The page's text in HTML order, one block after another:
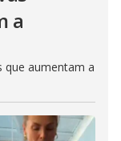
a
que aumentam a